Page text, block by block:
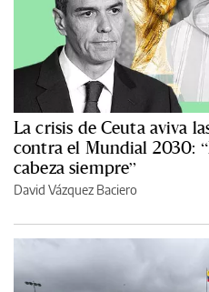
La crisis de Ceuta aviva
contra el Mundial 2030:
cabeza siempre”
David Vázquez Baciero